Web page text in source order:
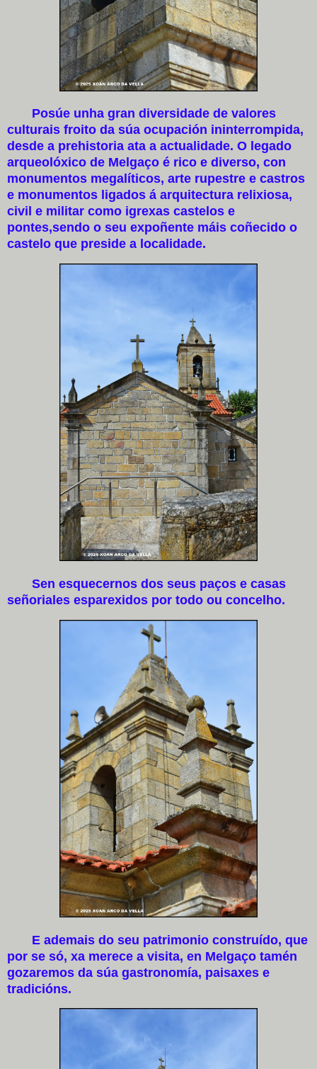
Posúe unha gran diversidade de valores
culturais froito da súa ocupación ininterrompida,
desde a prehistoria ata a actualidade. O legado
arqueolóxico de Melgaço é rico e diverso, con
monumentos megalíticos, arte rupestre e castros
e monumentos ligados á arquitectura relixiosa,
civil e militar como igrexas castelos e
pontes,sendo o seu expoñente máis coñecido o
castelo que preside a localidade.
Sen esquecernos dos seus paços e casas
señoriales esparexidos por todo ou concelho.
E ademais do seu patrimonio construído, que
por se só, xa merece a visita, en Melgaço tamén
gozaremos da súa gastronomía, paisaxes e
tradicións.